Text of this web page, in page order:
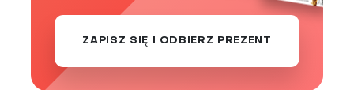
ZAPISZ SIĘ I ODBIERZ PREZENT